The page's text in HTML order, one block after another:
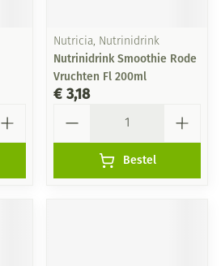
Nutricia, Nutrinidrink
Nutrinidrink Smoothie Rode
Vruchten Fl 200ml
€ 3,18
Bestel